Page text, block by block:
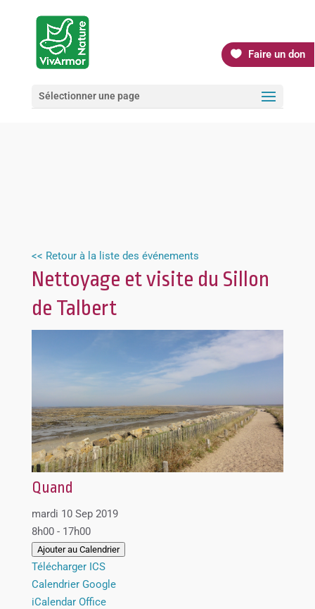
Faire un don
Sélectionner une page
<< Retour à la liste des événements
Nettoyage et visite du Sillon
de Talbert
Quand
mardi 10 Sep 2019
8h00 - 17h00
Ajouter au Calendrier
Télécharger ICS
Calendrier Google
iCalendar Office